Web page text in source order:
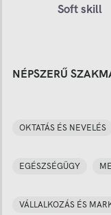
Soft skill
NÉPSZERŰ
OKTATÁS ÉS NEVELÉS
EGÉSZSÉGÜGY
VÁLLALKOZÁS ÉS